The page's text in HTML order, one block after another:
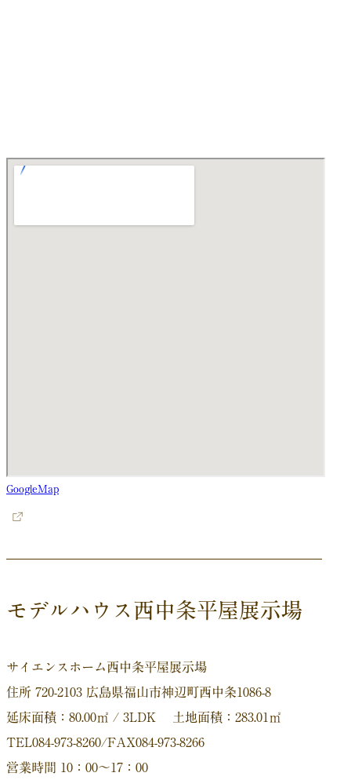
GoogleMap
モデルハウス西中条平屋展示場
サイエンスホーム西中条平屋展示場
住所 720-2103 広島県福山市神辺町西中条1086-8
延床面積：80.00㎡ / 3LDK 土地面積：283.01㎡
TEL084-973-8260/FAX084-973-8266
営業時間 10：00～17：00